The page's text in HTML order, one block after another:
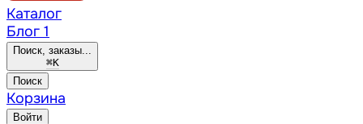
Каталог
Блог 1
Поиск, заказы...
⌘K
Поиск
Корзина
Войти